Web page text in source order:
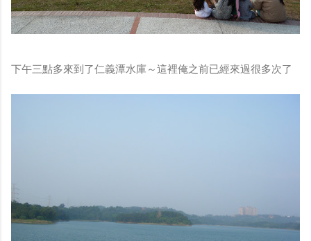
下午三點多來到了仁義潭水庫～這裡俺之前已經來過很多次了